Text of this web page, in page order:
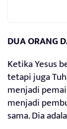
DUA ORANG
Ketika Yesus
tetapi juga
menjadi
menjadi
sama. Dia